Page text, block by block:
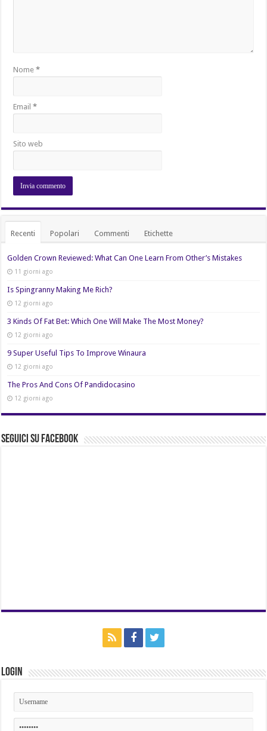
Nome*
Email*
Sito web
Recenti Popolari Commenti Etichette
Golden Crown Reviewed: What Can One Learn From Other’s Mistakes
11 giorni ago
Is Spingranny Making Me Rich?
12 giorni ago
3 Kinds Of Fat Bet: Which One Will Make The Most Money?
12 giorni ago
9 Super Useful Tips To Improve Winaura
12 giorni ago
The Pros And Cons Of Pandidocasino
12 giorni ago
Seguici su Facebook
Login